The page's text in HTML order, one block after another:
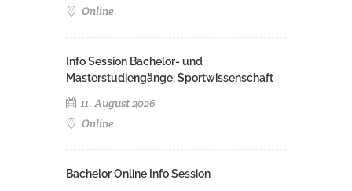
Online
Info Session Bachelor- und
Masterstudiengänge: Sportwissenschaft
11. August 2026
Online
Bachelor Online Info Session